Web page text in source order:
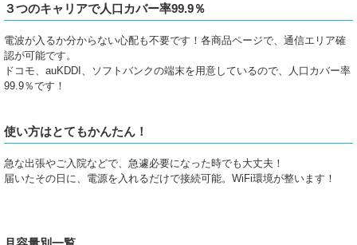
３つのキャリアで人口カバー率99.9％
電波が入るか分からない心配も不要です！各商品ページで、通信エリア確
認が可能です。
ドコモ、auKDDI、ソフトバンクの端末を用意しているので、人口カバー率
99.9％です！
使い方はとてもかんたん！
急な出張やご入院などで、急遽必要になった時でも大丈夫！
届いたその日に、電源を入れるだけで接続可能。WiFi環境が整います！